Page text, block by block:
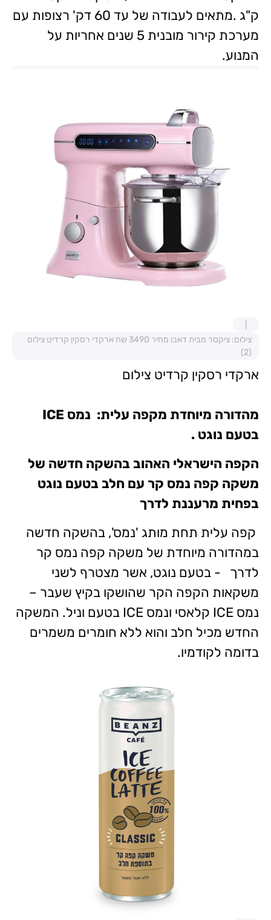
ק"ג .מתאים לעבודה של עד 60 דק' רצופות עם
מערכת קירור מובנית 5 שנים אחריות על
המנוע.
צילום: ציקסר מבית דאבו מחיר 3490 שח ארקדי רסקין קרדיט צילום
(2)
ארקדי רסקין קרדיט צילום
מהדורה מיוחדת מקפה עלית: נמס ICE
בטעם נוגט .
הקפה הישראלי האהוב בהשקה חדשה של
משקה קפה נמס קר עם חלב בטעם נוגט
בפחית מרעננת לדרך
קפה עלית תחת מותג 'נמס', בהשקה חדשה
במהדורה מיוחדת של משקה קפה נמס קר
לדרך - בטעם נוגט, אשר מצטרף לשני
משקאות הקפה הקר שהושקו בקיץ שעבר –
נמס ICE קלאסי ונמס ICE בטעם וניל. המשקה
החדש מכיל חלב והוא ללא חומרים משמרים
בדומה לקודמיו.